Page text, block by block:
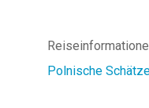
Polnische